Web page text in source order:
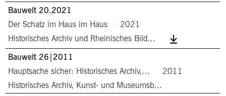
Bauwelt 20.2021
Der Schatz im Haus im Haus
2021
Historisches Archiv und Rheinisches Bild…
Bauwelt 26|2011
Hauptsache sicher: Historisches Archiv,…
2011
Historisches Archiv, Kunst- und Museumsb…